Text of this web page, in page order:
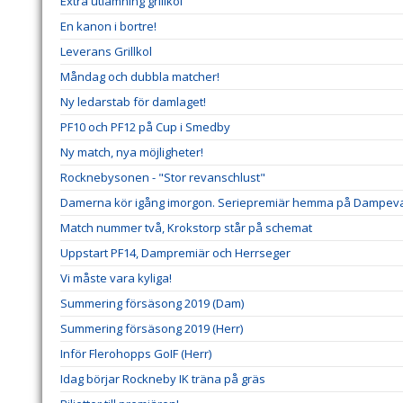
En kanon i bortre!
Leverans Grillkol
Måndag och dubbla matcher!
Ny ledarstab för damlaget!
PF10 och PF12 på Cup i Smedby
Ny match, nya möjligheter!
Rocknebysonen - "Stor revanschlust"
Damerna kör igång imorgon. Seriepremiär hemma på
Match nummer två, Krokstorp står på schemat
Uppstart PF14, Dampremiär och Herrseger
Vi måste vara kyliga!
Summering försäsong 2019 (Dam)
Summering försäsong 2019 (Herr)
Inför Flerohopps GoIF (Herr)
Idag börjar Rockneby IK träna på gräs